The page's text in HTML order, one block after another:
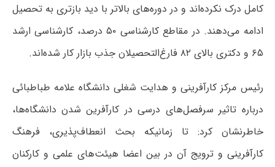
کامل درک نکرده‌اند و در دوره‌های بالاتر با دید بازتری به تحصیل
ادامه می‌دهند. در مقاطع کارشناسی ۵۰ درصد، کارشناسی ارشد
۶۵ و دکتری بالای ۸۲ فارغ‌التحصیلان جذب بازار کار شده‌اند.
رئیس مرکز کارآفرینی و هدایت شغلی دانشگاه علامه طباطبائی
درباره تاثیر سرفصل‌های درسی در کارآفرین شدن دانشگاه‌ها،
خاطرنشان کرد: تا زمانیکه بحث انعطاف‌پذیری، فرهنگ
کارآفرینی و ترویج آن در بین اعضا هیئت‌های علمی و کارکنان